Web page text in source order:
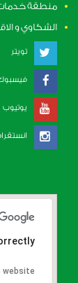
منطقة
الشكاوي و
تويتر
يوتيوب